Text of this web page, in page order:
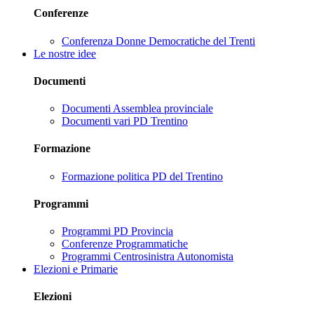
Conferenze
Conferenza Donne Democratiche del Trenti
Le nostre idee
Documenti
Documenti Assemblea provinciale
Documenti vari PD Trentino
Formazione
Formazione politica PD del Trentino
Programmi
Programmi PD Provincia
Conferenze Programmatiche
Programmi Centrosinistra Autonomista
Elezioni e Primarie
Elezioni